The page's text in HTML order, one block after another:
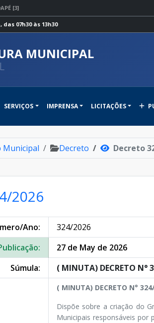
[3]
07h30 às 13h30
MUNICIPAL
SERVIÇOS IMPRENSA LICITAÇÕES
Municipal Decreto Decreto
2026
Ano:
324/2026
27 de May de 2026
Súmula:
( MINUTA) DECRETO N°
( MINUTA) DECRETO N°
Dispõe sobre a criação do
Municipais responsáveis por